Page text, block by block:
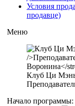
Условия
продавце)
Меню
Клуб Ци Мэнь
Начало программы: